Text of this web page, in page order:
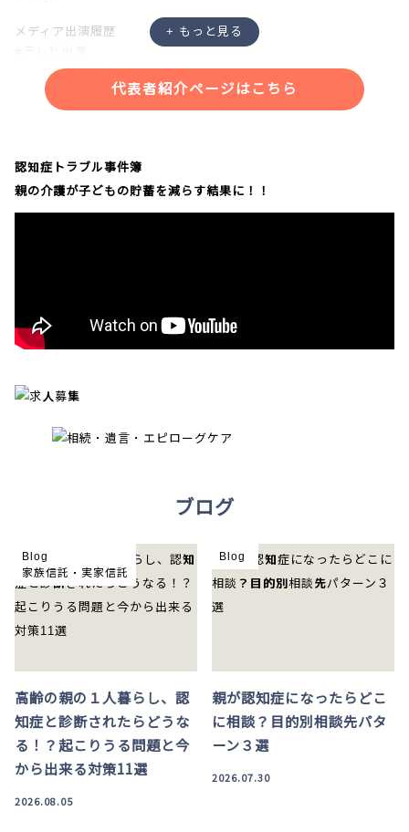
メディア出演履歴
・NHK「あさイチ」
・NHK「クローズアップ現代プラス」
・NHK「ニュースウォッチ９」
代表者紹介ページはこちら
認知症トラブル事件簿
親の介護が子どもの貯蓄を減らす結果に！！
ブログ
高齢の親の１人暮らし、認
知症と診断されたらどうな
る！？起こりうる問題と今
から出来る対策11選
2026.08.05
Blog
家族信託・実家信託
親が認知症になったらどこ
に相談？目的別相談先パタ
ーン３選
2026.07.30
Blog